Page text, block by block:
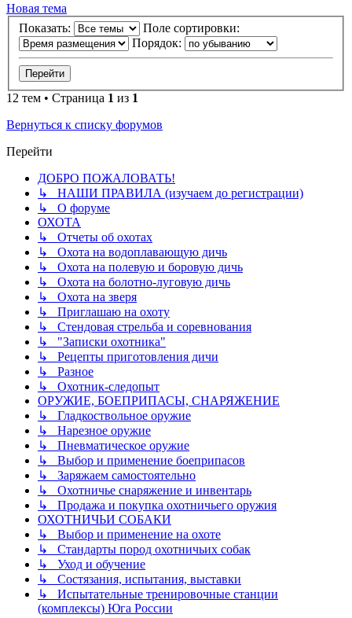
Новая
тема
Новая тема
Показать:
Поле сортировки:
Порядок:
12 тем • Страница 1 из 1
Вернуться к списку форумов
Перейти
ДОБРО ПОЖАЛОВАТЬ!
↳ НАШИ ПРАВИЛА (изучаем до регистрации)
↳ О форуме
ОХОТА
↳ Отчеты об охотах
↳ Охота на водоплавающую дичь
↳ Охота на полевую и боровую дичь
↳ Охота на болотно-луговую дичь
↳ Охота на зверя
↳ Приглашаю на охоту
↳ Стендовая стрельба и соревнования
↳ "Записки охотника"
↳ Рецепты приготовления дичи
↳ Разное
↳ Охотник-следопыт
ОРУЖИЕ, БОЕПРИПАСЫ, СНАРЯЖЕНИЕ
↳ Гладкоствольное оружие
↳ Нарезное оружие
↳ Пневматическое оружие
↳ Выбор и применение боеприпасов
↳ Заряжаем самостоятельно
↳ Охотничье снаряжение и инвентарь
↳ Продажа и покупка охотничьего оружия
ОХОТНИЧЬИ СОБАКИ
↳ Выбор и применение на охоте
↳ Стандарты пород охотничьих собак
↳ Уход и обучение
↳ Состязания, испытания, выставки
↳ Испытательные тренировочные станции
(комплексы) Юга России